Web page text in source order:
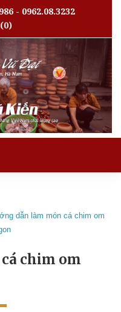
- 0962.08.3232
dẫn làm món cá chim om
chim om